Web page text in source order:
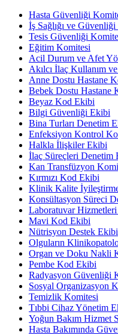
Hasta Güvenliği
İş Sağlığı ve
Tesis Güvenliği
Eğitim Komitesi
Acil Durum ve Afet
Akılcı İlaç Kullanım
Anne Dostu Hastane
Bebek Dostu Hastane
Beyaz Kod Ekibi
Bilgi Güvenliği Ekibi
Bina Turları Denetim
Enfeksiyon Kontrol
Halkla İlişkiler Ekibi
İlaç Süreçleri Denetim
Kan Transfüzyon
Kırmızı Kod Ekibi
Klinik Kalite
Konsültasyon Süreci
Laboratuvar
Mavi Kod Ekibi
Nütrisyon Destek Ekibi
Olguların
Organ ve Doku Nakli
Pembe Kod Ekibi
Radyasyon Güvenliği
Sosyal Organizasyon
Temizlik Komitesi
Tıbbi Cihaz Yönetim
Yoğun Bakım Hizmet
Hasta Bakımında